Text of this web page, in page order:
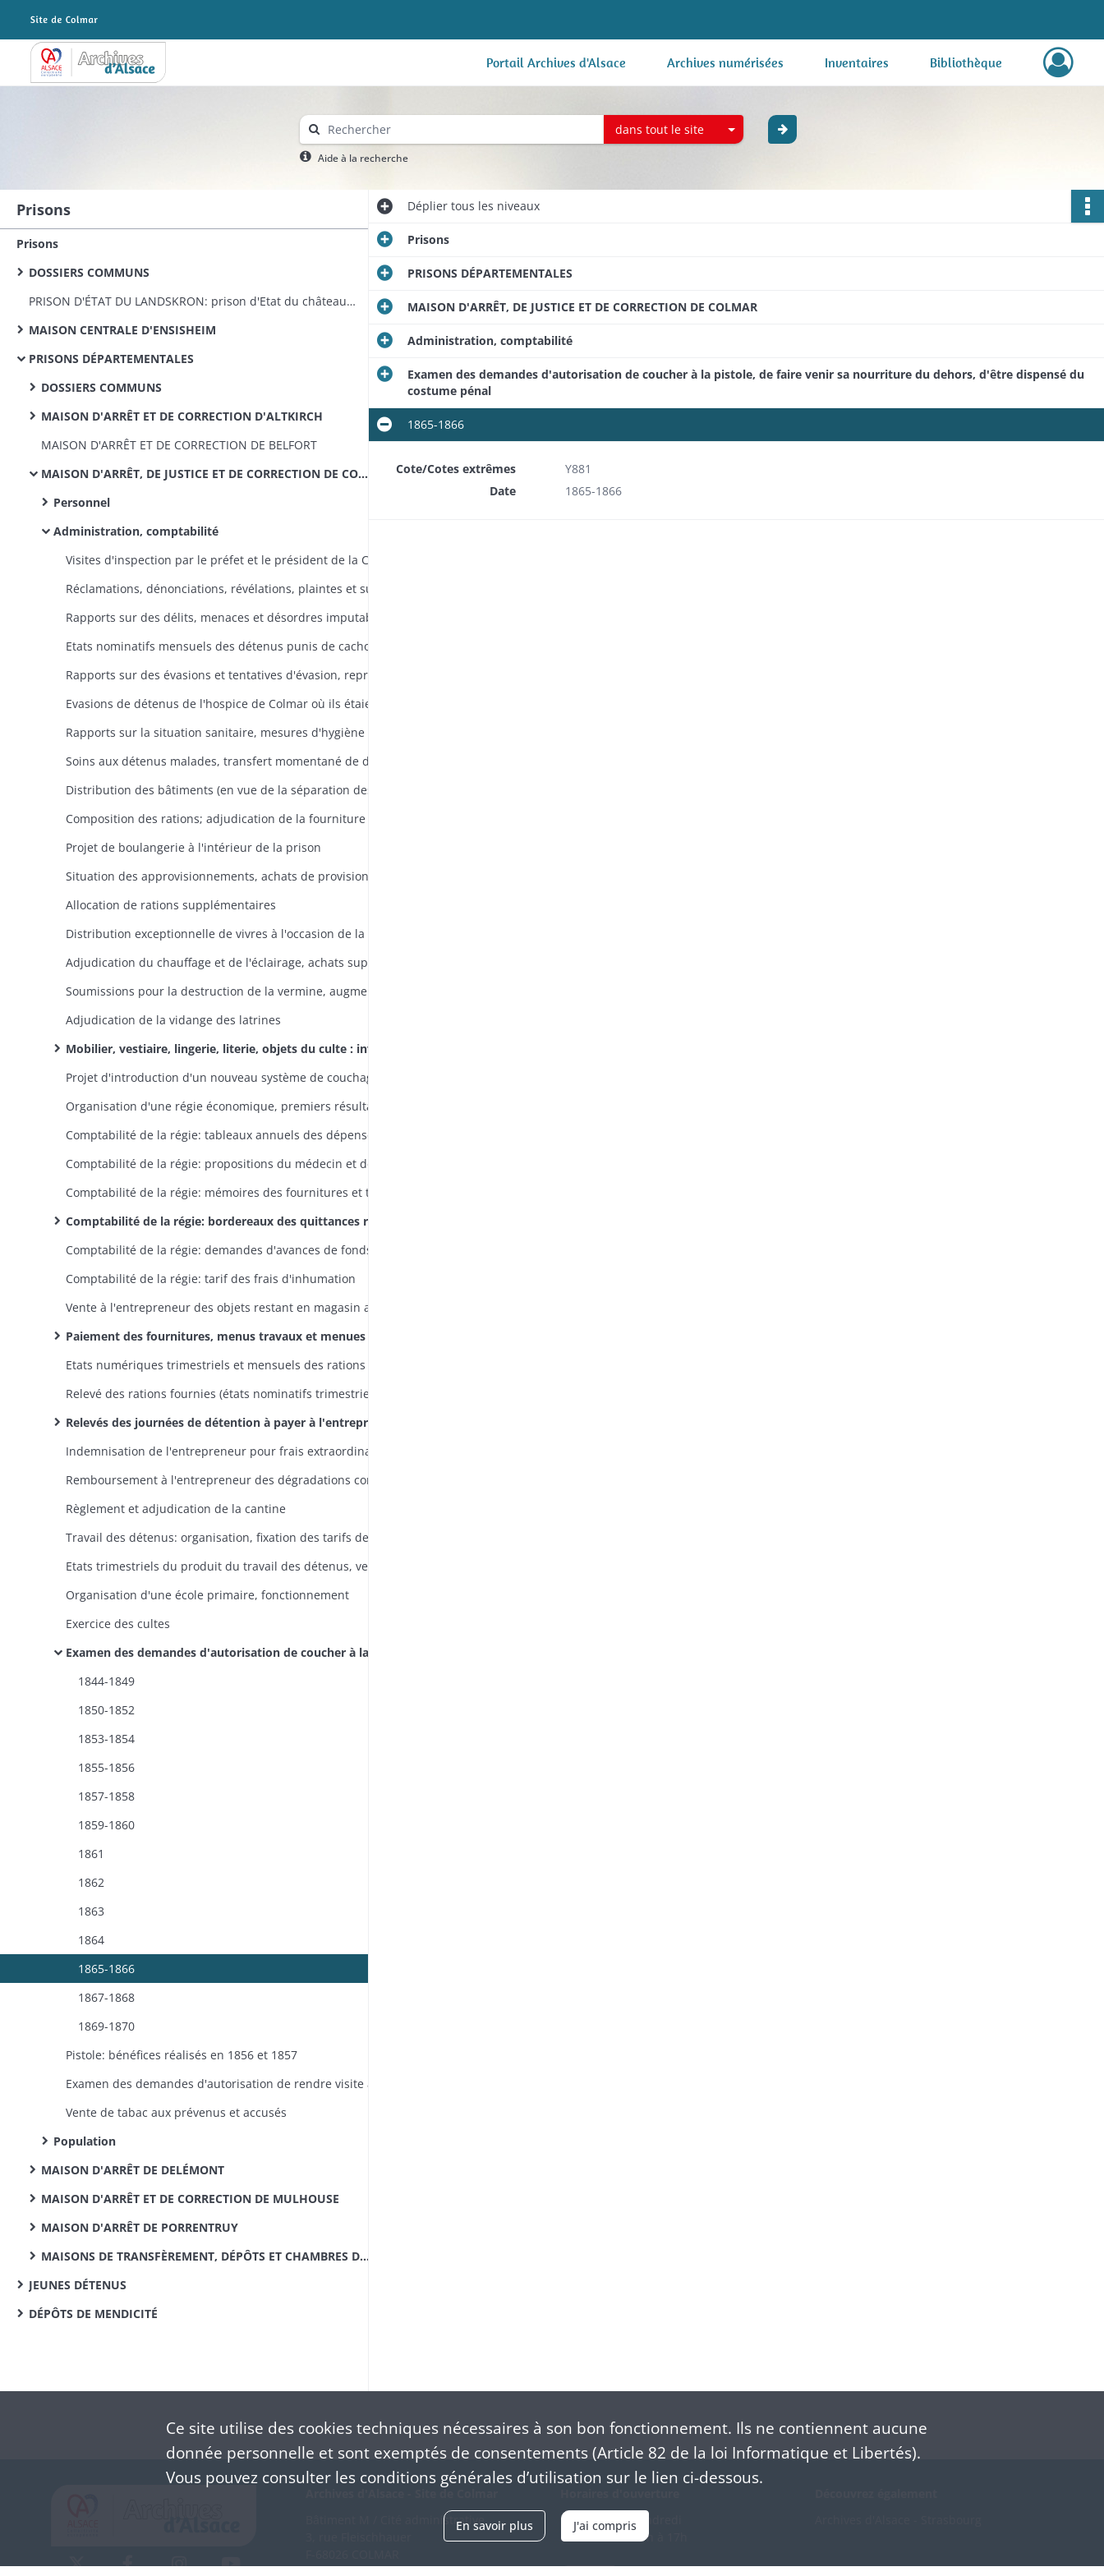
Archives Alsace - Colmar Portail Archives d'Alsace Archives numérisées Inventaires Bibliothèque
dans tout le site
Aide à la recherche
Prisons
Prisons
DOSSIERS COMMUNS
PRISON D'ÉTAT DU LANDSKRON: prison d'Etat du château du Landskron: remise par le Génie militaire, travaux d'appropriation et réparations, personnel
MAISON CENTRALE D'ENSISHEIM
PRISONS DÉPARTEMENTALES
DOSSIERS COMMUNS
MAISON D'ARRÊT ET DE CORRECTION D'ALTKIRCH
MAISON D'ARRÊT ET DE CORRECTION DE BELFORT
MAISON D'ARRÊT, DE JUSTICE ET DE CORRECTION DE COLMAR
Personnel
Administration, comptabilité
Etats nominatifs mensuels des détenus punis de cachot
Rapports sur la situation sanitaire, mesures d'hygiène
Projet de boulangerie à l'intérieur de la prison
Situation des approvisionnements, achats de provisions
Allocation de rations supplémentaires
Adjudication de la vidange des latrines
Mobilier, vestiaire, lingerie, literie, objets du culte : inventaire, estimation des besoins, acquisitions ou confection par les ouvriers de la régie, entretien
Organisation d'une régie économique, premiers résultats
Comptabilité de la régie: bordereaux des quittances remises au payeur départemental par l'économe des prisons
Comptabilité de la régie: demandes d'avances de fonds
Comptabilité de la régie: tarif des frais d'inhumation
Paiement des fournitures, menus travaux et menues dépenses (factures, états des dépenses mandatées)
Relevés des journées de détention à payer à l'entrepreneur (états nominatifs trimestriels ou mensuels des détenus)
Règlement et adjudication de la cantine
Organisation d'une école primaire, fonctionnement
Exercice des cultes
Examen des demandes d'autorisation de coucher à la pistole, de faire venir sa nourriture du dehors, d'être dispensé du costume pénal
1844-1849
1850-1852
1853-1854
1855-1856
1857-1858
1859-1860
1861
1862
1863
1864
1865-1866
1867-1868
1869-1870
Pistole: bénéfices réalisés en 1856 et 1857
Vente de tabac aux prévenus et accusés
Population
MAISON D'ARRÊT DE DELÉMONT
MAISON D'ARRÊT ET DE CORRECTION DE MULHOUSE
MAISON D'ARRÊT DE PORRENTRUY
MAISONS DE TRANSFÈREMENT, DÉPÔTS ET CHAMBRES DE SÛRETÉ
JEUNES DÉTENUS
DÉPÔTS DE MENDICITÉ
Dépliertous les niveaux
Prisons
PRISONS DÉPARTEMENTALES
MAISON D'ARRÊT, DE JUSTICE ET DE CORRECTION DE COLMAR
Administration, comptabilité
Examen des demandes d'autorisation de coucher à la pistole, de faire venir sa nourriture du dehors, d'être dispensé du
costume pénal
1865-1866
Cote/Cotes extrêmes
Y881
Date
1865-1866
Bâtiment M / Cité administrative
(+33) 3 89 21 97 00
Du mardi au vendredi
en continu de 9h à 17h
Ce site utilise des cookiestechniques nécessaires à son bon fonctionnement. Ils ne contiennent aucune
donnée personnelle et sont exemptés de consentements (Article 82 de la loi Informatique et Libertés).
Vous pouvez consulter les conditions générales d’utilisation sur le lien ci-dessous.
En savoir plus J'ai compris